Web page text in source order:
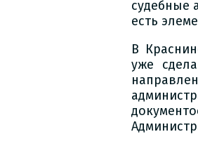
судебные
есть
В
уже